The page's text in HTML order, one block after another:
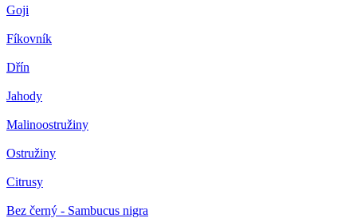
Goji
Fíkovník
Dřín
Jahody
Malinoostružiny
Ostružiny
Citrusy
Bez černý - Sambucus nigra